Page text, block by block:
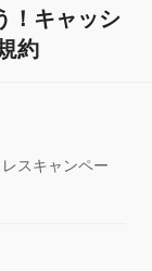
！キャッシ
約
スキャンペー